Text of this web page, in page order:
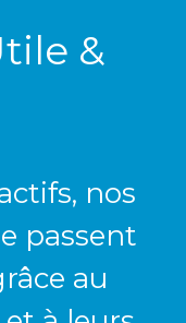
&
nos
passent
au